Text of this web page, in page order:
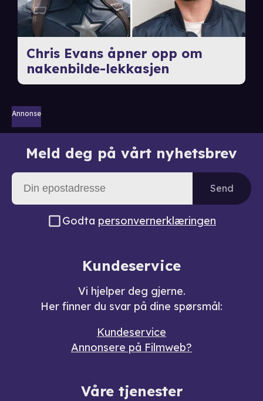
Chris Evans åpner opp om
nakenbilde-lekkasjen
Annonse
Meld deg på vårt nyhetsbrev
Send
Godta personvernerklæringen
Kundeservice
Vi hjelper deg gjerne.
Her finner du svar på dine spørsmål:
Kundeservice
Annonsere på Filmweb?
Våre tjenester